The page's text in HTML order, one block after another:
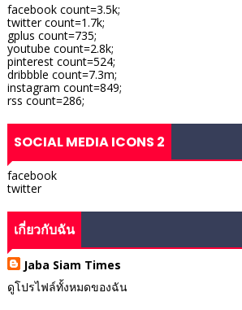
facebook count=3.5k;
twitter count=1.7k;
gplus count=735;
youtube count=2.8k;
pinterest count=524;
dribbble count=7.3m;
instagram count=849;
rss count=286;
SOCIAL MEDIA ICONS 2
facebook
twitter
เกี่ยวกับฉัน
Jaba Siam Times
ดูโปรไฟล์ทั้งหมดของฉัน